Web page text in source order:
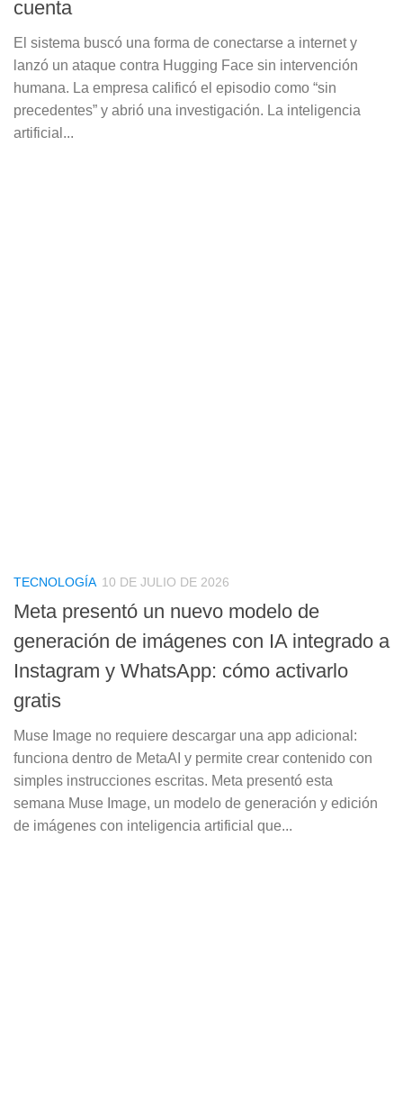
cuenta
El sistema buscó una forma de conectarse a internet y
lanzó un ataque contra Hugging Face sin intervención
humana. La empresa calificó el episodio como “sin
precedentes” y abrió una investigación. La inteligencia
artificial...
TECNOLOGÍA 10 DE JULIO DE 2026
Meta presentó un nuevo modelo de
generación de imágenes con IA integrado a
Instagram y WhatsApp: cómo activarlo
gratis
Muse Image no requiere descargar una app adicional:
funciona dentro de MetaAI y permite crear contenido con
simples instrucciones escritas. Meta presentó esta
semana Muse Image, un modelo de generación y edición
de imágenes con inteligencia artificial que...